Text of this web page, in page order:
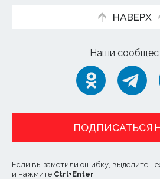
НАВЕРХ
Наши
ПОДПИСАТЬСЯ
Если вы заметили ошибку, выделите
и нажмите Ctrl+Enter